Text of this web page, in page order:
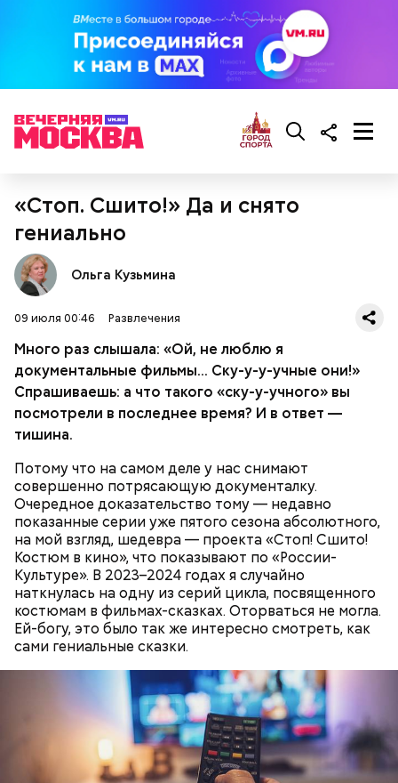
«Стоп. Сшито!» Да и снято
гениально
Ольга Кузьмина
09 июля 00:46 Развлечения
Много раз слышала: «Ой, не люблю я
документальные фильмы... Ску-у-у-учные они!»
Спрашиваешь: а что такого «ску-у-учного» вы
посмотрели в последнее время? И в ответ —
тишина.
Потому что на самом деле у нас снимают
совершенно потрясающую документалку.
Очередное доказательство тому — недавно
показанные серии уже пятого сезона абсолютного,
на мой взгляд, шедевра — проекта «Стоп! Сшито!
Костюм в кино», что показывают по «России-
Культуре». В 2023–2024 годах я случайно
наткнулась на одну из серий цикла, посвященного
костюмам в фильмах-сказках. Оторваться не могла.
Ей-богу, это было так же интересно смотреть, как
сами гениальные сказки.
Праздник любви, или Ту бе-Ав, отмечается в
Израиле как местный аналог Дня святого
Валентина. Влюбленные в этот день делают друг
другу сюрпризы, дарят цветы и подарки,
устраивают свидания и признаются в своих
чувствах. Праздник уходит корнями в далекое
прошлое — во времена существования еврейской
традиции, когда девушки надевали белые платья и
водили хороводы в виноградниках, а юноши
искали себе невест.